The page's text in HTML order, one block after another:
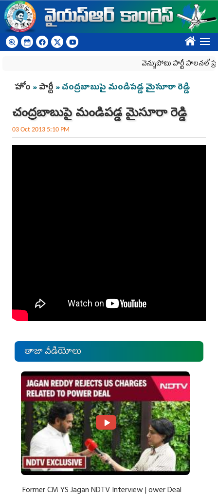
Skip to main content
????
వెన్నుపోటు పార్టీ పాలనలో
You are here
హోం »పార్టీ » చంద్రబాబుపై మండిపడ్డ మైసూరా రెడ్డి
చంద్రబాబుపై మండిపడ్డ మైసూరా రెడ్డి
03 Oct 2013 5:10 PM
తాజా వీడియోలు
Former CM YS Jagan NDTV Interview | ower Deal